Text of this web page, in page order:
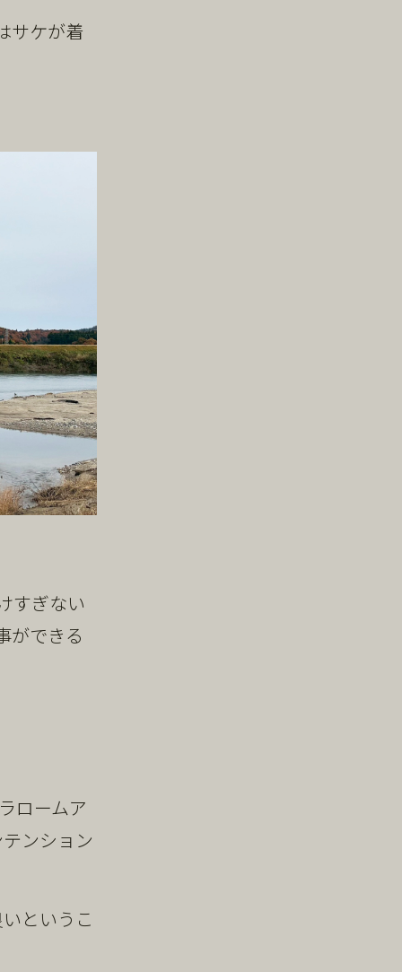
サケが着
すぎない
ができる
ロームア
ンション
というこ